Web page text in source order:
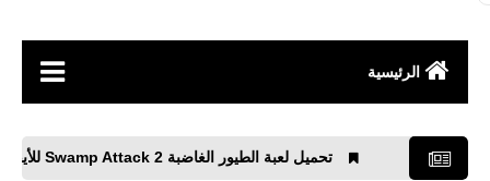
الرئيسية
رياضة
تحميل لعبة الطيور الغاضبة Swamp Attack 2 للأيفون والأندرويد APK